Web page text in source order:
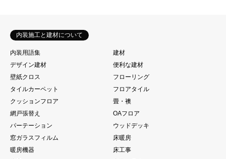
内装施工と建材について
内装用語集
建材
デザイン建材
便利な建材
壁紙クロス
フローリング
タイルカーペット
フロアタイル
クッションフロア
畳・襖
網戸張替え
OAフロア
パーテーション
ウッドデッキ
窓ガラスフィルム
床暖房
暖房機器
床工事